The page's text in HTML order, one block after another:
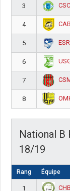
3
4 CAB
5 ESR
6
7
8
National B
18/19
Rang Équipe
1